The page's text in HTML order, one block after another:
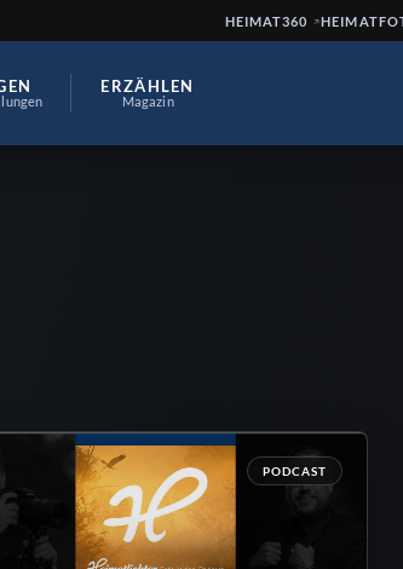
HEIMAT360
ERZÄHLEN
Magazin
PODCAST